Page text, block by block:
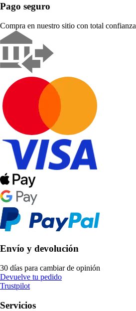
Pago seguro
Compra en nuestro sitio con total confianza
Envío y devolución
30 días para cambiar de opinión
Devuelve tu pedido
Trustpilot
Servicios